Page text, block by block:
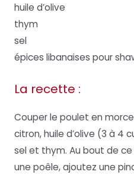
huile d’olive
thym
sel
épices libanaises pour
La recette :
Couper le poulet en
citron, huile d’olive (3 à 4
sel et thym. Au bout de
une poêle, ajoutez une